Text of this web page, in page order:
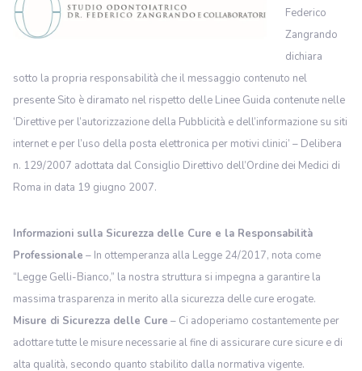
Federico
Zangrando
dichiara
sotto la propria responsabilità che il messaggio contenuto nel
presente Sito è diramato nel rispetto delle Linee Guida contenute nelle
‘Direttive per l’autorizzazione della Pubblicità e dell’informazione su siti
internet e per l’uso della posta elettronica per motivi clinici’ – Delibera
n. 129/2007 adottata dal Consiglio Direttivo dell’Ordine dei Medici di
Roma in data 19 giugno 2007.
Informazioni sulla Sicurezza delle Cure e la Responsabilità
Professionale – In ottemperanza alla Legge 24/2017, nota come
“Legge Gelli-Bianco,” la nostra struttura si impegna a garantire la
massima trasparenza in merito alla sicurezza delle cure erogate.
Misure di Sicurezza delle Cure – Ci adoperiamo costantemente per
adottare tutte le misure necessarie al fine di assicurare cure sicure e di
alta qualità, secondo quanto stabilito dalla normativa vigente.